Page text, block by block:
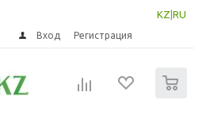
KZ RU
Вход Регистрация